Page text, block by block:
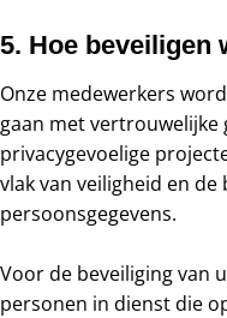
5. Hoe beveiligen
Onze medewerkers
gaan met vertrouwelijke
privacygevoelige
vlak van veiligheid en de
persoonsgegevens.
Voor de beveiliging van
personen in dienst die